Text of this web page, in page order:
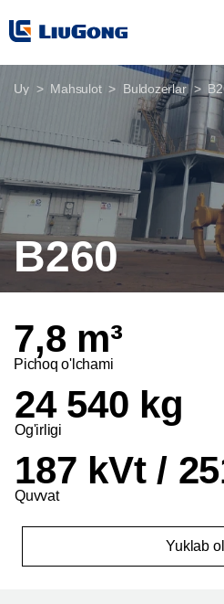
B260
7,8 m³
Pichoq o'lchami
24 540 kg
Og'irligi
187 kVt /
Quvvat
Yuklab
Uy Mahsulot Buldozerlar